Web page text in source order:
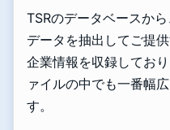
TSRのデータベースか
データを抽出してご提
企業情報を収録してお
ァイルの中でも一番幅
す。